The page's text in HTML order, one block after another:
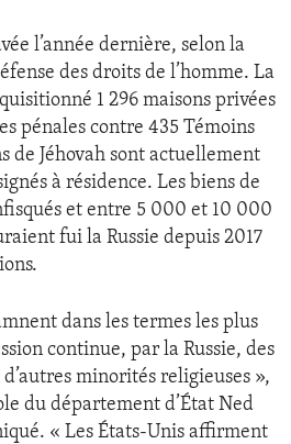
l’année dernière, selon la
des droits de l’homme. La
1 296 maisons privées
pénales contre 435 Témoins
de Jéhovah sont actuellement
à résidence. Les biens de
et entre 5 000 et 10 000
fui la Russie depuis 2017
dans les termes les plus
continue, par la Russie, des
minorités religieuses »,
du département d’État Ned
« Les États-Unis affirment